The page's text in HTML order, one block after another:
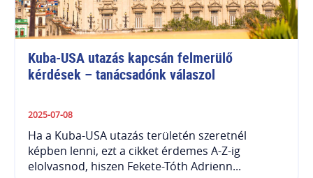
Kuba-USA utazás kapcsán felmerülő
kérdések – tanácsadónk válaszol
2025-07-08
Ha a Kuba-USA utazás területén szeretnél
képben lenni, ezt a cikket érdemes A-Z-ig
elolvasnod, hiszen Fekete-Tóth Adrienn...